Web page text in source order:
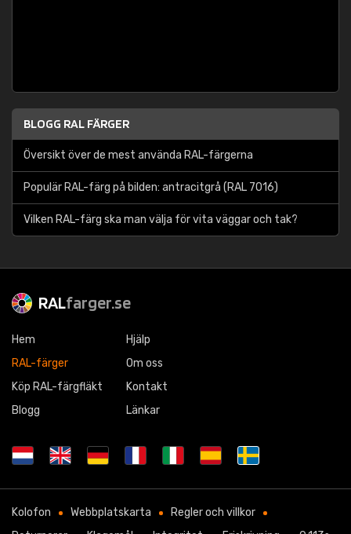
BLOGG RAL FÄRGER
Översikt över de mest använda RAL-färgerna
Populär RAL-färg på bilden: antracitgrå (RAL 7016)
Vilken RAL-färg ska man välja för vita väggar och tak?
RALfarger.se
Hem
RAL-färger
Köp RAL-färgfläkt
Blogg
Hjälp
Om oss
Kontakt
Länkar
Kolofon Webbplatskarta
Regler och villkor